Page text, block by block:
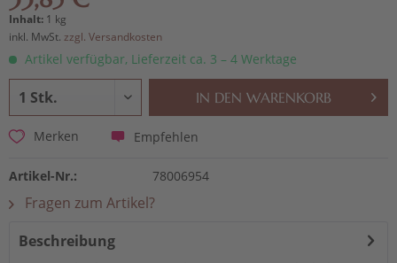
Inhalt: 1 kg
inkl. MwSt. zzgl. Versandkosten
Artikel verfügbar, Lieferzeit ca. 3 – 4 Werktage
IN DEN WARENKORB
Merken Empfehlen
Artikel-Nr.: 78006954
Fragen zum Artikel?
Beschreibung